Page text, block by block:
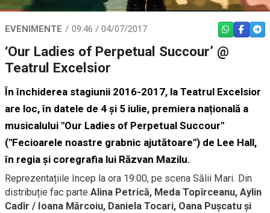
EVENIMENTE 09:46 / 04/07/2017 WHATSAPP
‘Our Ladies of Perpetual Succour’ @
Teatrul Excelsior
În închiderea stagiunii 2016-2017, la Teatrul Excelsior
are loc, în datele de 4 și 5 iulie, premiera națională a
musicalului "Our Ladies of Perpetual Succour"
("Fecioarele noastre grabnic ajutătoare") de Lee Hall,
în regia și coregrafia lui Răzvan Mazilu.
Reprezentațiile încep la ora 19:00, pe scena Sălii Mari. Din
distribuție fac parte Alina Petrică, Meda Topîrceanu, Aylin
Cadîr / Ioana Mărcoiu, Daniela Tocari, Oana Pușcatu și